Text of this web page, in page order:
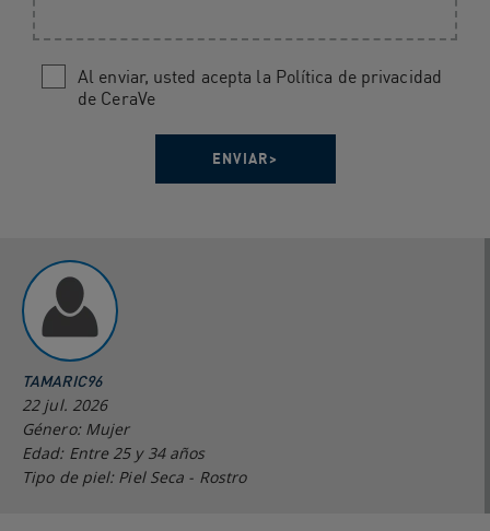
Al enviar, usted acepta la Política de privacidad
de CeraVe
TAMARIC96
22 jul. 2026
Género: Mujer
Edad: Entre 25 y 34 años
Tipo de piel: Piel Seca - Rostro